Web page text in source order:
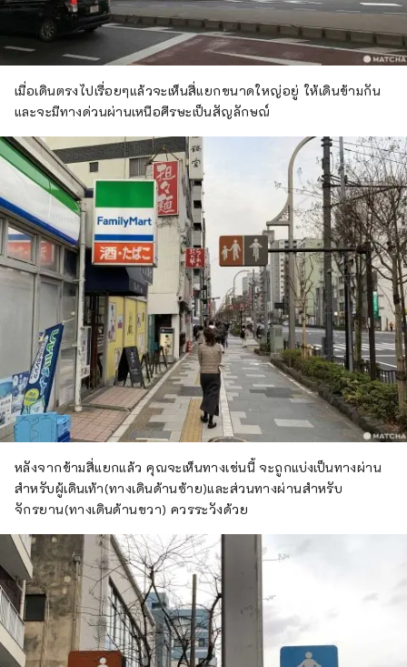
เมื่อเดินตรงไปเรื่อยๆแล้วจะเห็นสี่แยกขนาดใหญ่อยู่ ให้เดินข้ามกัน
และจะมีทางด่วนผ่านเหนือศีรษะเป็นสัญลักษณ์
หลังจากข้ามสี่แยกแล้ว คุณจะเห็นทางเช่นนี้ จะถูกแบ่งเป็นทางผ่าน
สำหรับผู้เดินเท้า(ทางเดินด้านซ้าย)และส่วนทางผ่านสำหรับ
จักรยาน(ทางเดินด้านขวา) ควรระวังด้วย